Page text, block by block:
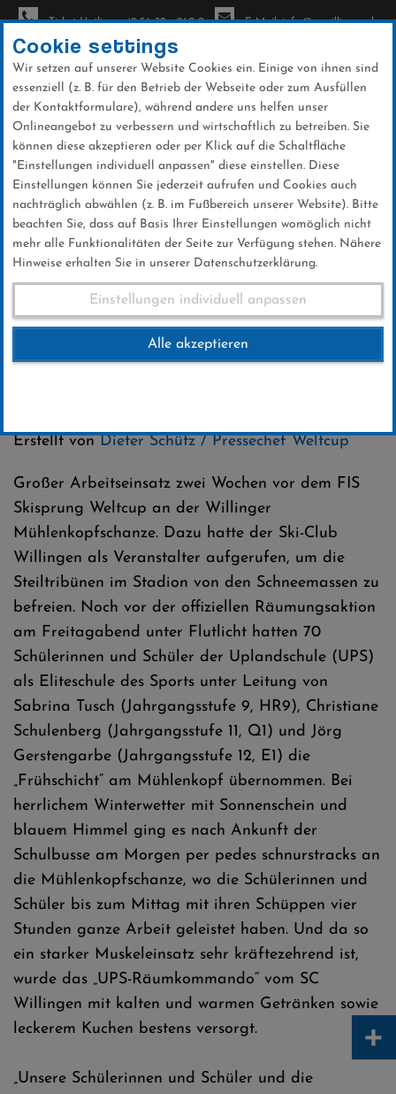
Direkt
zum
Inhalt
Ticket-Hotline: +49 56 32 - 960-0 E-Mail: info@sc-willingen.de
News
„Frühschicht“ statt
Unterricht
Erstellt vonDieter Schütz / Pressechef Weltcup
Großer Arbeitseinsatz zwei Wochen vor dem FIS
Skisprung Weltcup an der Willinger
Mühlenkopfschanze. Dazu hatte der Ski-Club
Willingen als Veranstalter aufgerufen, um die
Steiltribünen im Stadion von den Schneemassen zu
befreien. Noch vor der offiziellen Räumungsaktion
am Freitagabend unter Flutlicht hatten 70
Schülerinnen und Schüler der Uplandschule (UPS)
als Eliteschule des Sports unter Leitung von
Sabrina Tusch (Jahrgangsstufe 9, HR9), Christiane
Schulenberg (Jahrgangsstufe 11, Q1) und Jörg
Gerstengarbe (Jahrgangsstufe 12, E1) die
„Frühschicht“ am Mühlenkopf übernommen. Bei
herrlichem Winterwetter mit Sonnenschein und
blauem Himmel ging es nach Ankunft der
Schulbusse am Morgen per pedes schnurstracks an
die Mühlenkopfschanze, wo die Schülerinnen und
Schüler bis zum Mittag mit ihren Schüppen vier
Stunden ganze Arbeit geleistet haben. Und da so
ein starker Muskeleinsatz sehr kräftezehrend ist,
wurde das „UPS-Räumkommando“ vom SC
Willingen mit kalten und warmen Getränken sowie
leckerem Kuchen bestens versorgt.
„Unsere Schülerinnen und Schüler und die
Cookie settings
Wir setzen auf unserer Website Cookies ein. Einige von ihnen sind
essenziell (z. B. für den Betrieb der Webseite oder zum Ausfüllen
der Kontaktformulare), während andere uns helfen unser
Onlineangebot zu verbessern und wirtschaftlich zu betreiben. Sie
können diese akzeptieren oder per Klick auf die Schaltfläche
"Einstellungen individuell anpassen" diese einstellen. Diese
Einstellungen können Sie jederzeit aufrufen und Cookies auch
nachträglich abwählen (z. B. im Fußbereich unserer Website). Bitte
beachten Sie, dass auf Basis Ihrer Einstellungen womöglich nicht
mehr alle Funktionalitäten der Seite zur Verfügung stehen. Nähere
Hinweise erhalten Sie in unserer Datenschutzerklärung.
Einstellungen individuell anpassen
Alle akzeptieren
+